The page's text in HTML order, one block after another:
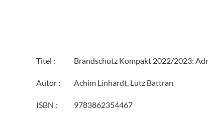
Titel : Brandschutz Kompakt 2022/2023:
Autor : Achim Linhardt, Lutz Battran
ISBN : 9783862354467